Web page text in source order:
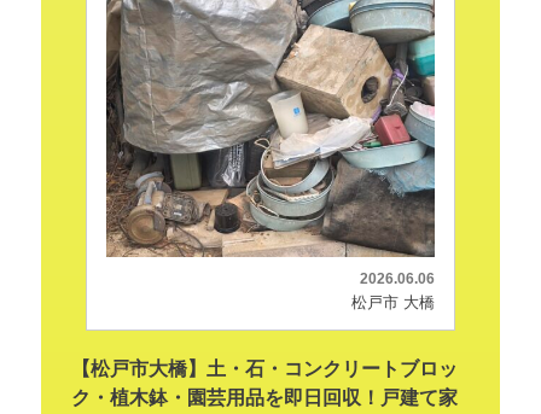
2026.06.06
松戸市 大橋
【松戸市大橋】土・石・コンクリートブロッ
ク・植木鉢・園芸用品を即日回収！戸建て家